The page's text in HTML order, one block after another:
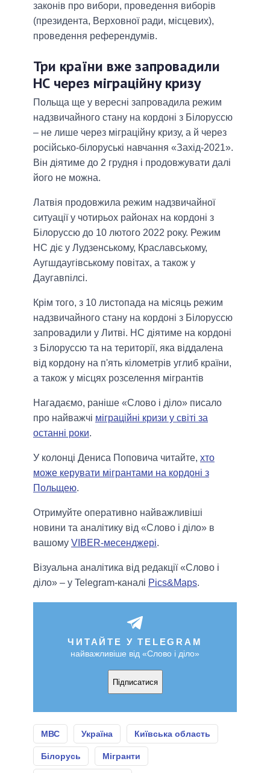
законів про вибори, проведення виборів
(президента, Верховної ради, місцевих),
проведення референдумів.
Три країни вже запровадили
НС через міграційну кризу
Польща ще у вересні запровадила режим
надзвичайного стану на кордоні з Білоруссю
– не лише через міграційну кризу, а й через
російсько-білоруські навчання «Захід-2021».
Він діятиме до 2 грудня і продовжувати далі
його не можна.
Латвія продовжила режим надзвичайної
ситуації у чотирьох районах на кордоні з
Білоруссю до 10 лютого 2022 року. Режим
НС діє у Лудзенському, Краславському,
Аугшдаугівському повітах, а також у
Даугавпілсі.
Крім того, з 10 листопада на місяць режим
надзвичайного стану на кордоні з Білоруссю
запровадили у Литві. НС діятиме на кордоні
з Білоруссю та на території, яка віддалена
від кордону на п'ять кілометрів углиб країни,
а також у місцях розселення мігрантів
Нагадаємо, раніше «Слово і діло» писало
про найважчі міграційні кризи у світі за
останні роки.
У колонці Дениса Поповича читайте, хто
може керувати мігрантами на кордоні з
Польщею.
Отримуйте оперативно найважливіші
новини та аналітику від «Слово і діло» в
вашому VIBER-месенджері.
Візуальна аналітика від редакції «Слово і
діло» – у Telegram-каналі Pics&Maps.
ЧИТАЙТЕ У TELEGRAM
найважливіше від «Слово і діло»
Підписатися
МВС Україна Київська область
Білорусь Мігранти